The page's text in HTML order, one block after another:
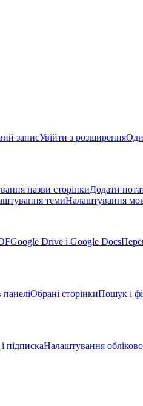
записУвійти з розширення
назви сторінкиДодати
темиНалаштування
Google Drive і Google Docs
Обрані сторінкиПошук і
підпискаНалаштування